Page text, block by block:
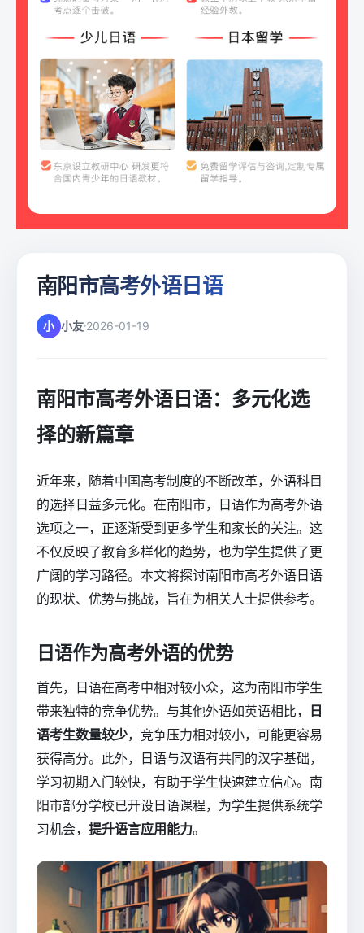
南阳市高考外语日语
小 小友 2026-01-19
南阳市高考外语日语：多元化选
择的新篇章
近年来，随着中国高考制度的不断改革，外语科目
的选择日益多元化。在南阳市，日语作为高考外语
选项之一，正逐渐受到更多学生和家长的关注。这
不仅反映了教育多样化的趋势，也为学生提供了更
广阔的学习路径。本文将探讨南阳市高考外语日语
的现状、优势与挑战，旨在为相关人士提供参考。
日语作为高考外语的优势
首先，日语在高考中相对较小众，这为南阳市学生
带来独特的竞争优势。与其他外语如英语相比，
日
语考生数量较少，竞争压力相对较小，可能更容易
获得高分。此外，日语与汉语有共同的汉字基础，
学习初期入门较快，有助于学生快速建立信心。南
阳市部分学校已开设日语课程，为学生提供系统学
习机会， 提升语言应用能力。